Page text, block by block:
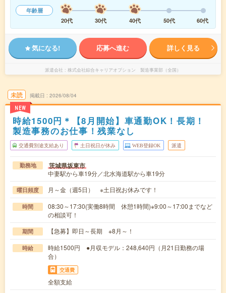
年齢層
20代
30代 40代 50代 60代
気になる! 応募へ進む 詳しく見る
派遣会社 株式会社綜合キャリアオプション 製造事業部（全国）
未読
NEW
掲載日 2026/08/04
時給1500円＊【8月開始】車通勤OK！長期！
製造事務のお仕事！残業なし
交通費別途支給あり 土日祝日が休み WEB登録OK 派遣
勤務地 茨城県坂東市
中妻駅から車19分／北水海道駅から車19分
曜日頻度 月～金（週5日） ※土日祝お休みです！
時間
08:30～17:30(実働8時間 休憩1時間)※9:00～17:00までなど
の相談可！
期間 【急募】即日～長期 ※8月～！
時給
時給1500円 ●月収モデル：248,640円（月21日勤務の場
合）
交通費
全額支給